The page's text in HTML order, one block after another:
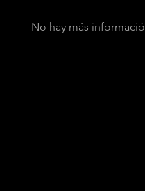
No hay más